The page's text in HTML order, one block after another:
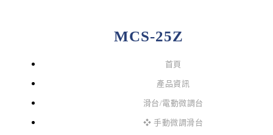
MCS-25Z
首頁
產品資訊
滑台/電動微調台
❖ 手動微調滑台